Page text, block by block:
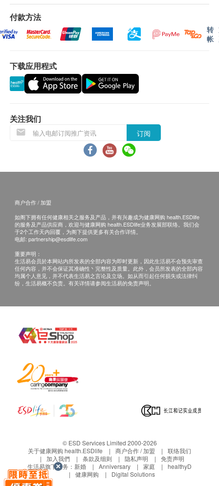
2 基本项目
高敏感丙种反应蛋白
基本健康评估
体重
体质指标
臀围
内科检查
外科检查
血脂
总胆固醇
甘油三酯
高密度脂蛋白胆固醇
空腹血糖
肝功能
白蛋白
谷丙转氨酶
谷草转氨酶
碱性磷酸酶
总蛋白质
白蛋白/球蛋白比值
总胆红素
如受检者正在服用治疗糖尿病、高血压、心脏病、
哮喘等慢性疾病的药物，受检当日不要停药，喝少
量水服药。
女性体检经期月经期间请勿留取尿液、粪便，暂缓
备孕、怀孕或可能已受孕者,请预先告知医护人员,
勿做X光、CT等具有放射性的检查,妇科及孕期阴
超检查。
情况，便于医生作出更准确的判断。
阴超检查仅限已婚或有性生活者,未婚女性不做妇
科检查，检查前建议排空膀胱。
宫颈涂抹片受检前3日起,请勿做阴道冲洗，勿使用
二、报告领取和讲解
体检报告为简体中文版本。
体检报告会在体检后5-7个工作日内完成，并通过
短讯通知客户，客户可选择以下途径查看体检报
预留E-mail，瑞慈体检会在报告完成后发送至
客人电邮地址；
预留邮寄地址，瑞慈体检会在报告完成后邮
报告完成后到体检中心领取。 免费列印纸质体
检报告。
体检报告完成后可预约医生讲解报告，客户可选择
微信讲解：需至少提前1日预约具体时间（联络
电话讲解：需至少提前1日预约具体时间（联络
电话：+86 4001688188；WeChat：+86
客户。
当面讲解：需至少提前1日预约具体时间（联络
电话：+86 4001688188；WeChat：+86
三、免责声明
最后决定权。
所有健康检查/服务并非作为医务诊断或治疗用
途。当阁下身体健康出现任何疾病徵兆时，应立即
本服务/产品由商户提供。生活易【健康网购
有关此服务/产品的错漏或延误，或因使用此服务/
产品而引致的损失、损害、受伤或法律诉讼，健康
网购health.ESDlife概不负责。一切有关的索偿或
查询，须向提供服务之体检中心或商户提出。
付款方法
转
帐
下载应用程式
关注我们
订阅
商户合作 / 加盟
如阁下拥有任何健康相关之服务及产品，并有兴趣成为健康网购 health.ESDlife
的服务及产品供应商，欢迎与健康网购 health.ESDlife业务发展部联络。我们会
于2个工作天内回覆，为阁下提供更多有关合作详情。
电邮: partnership@esdlife.com
重要声明：
生活易会员於本网站内所发表的全部内容为即时更新，因此生活易不会预先审查
任何内容，并不会保证其准确性丶完整性及质量。此外，会员所发表的全部内容
均属个人意见，并不代表生活易之言论及立场。如从而引起任何损失或法律纠
纷，生活易概不负责。有关详情请参阅生活易的免责声明。
© ESD Services Limited 2000-2026
关于健康网购 health.ESDlife
商户合作 / 加盟
联络我们
加入我們
条款及细则 隐私声明
免责声明
生活易旗下业务： 新婚 Anniversary 家庭
healthyD
健康网购
Digital Solutions